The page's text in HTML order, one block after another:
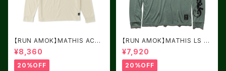
【RUN AMOK】MATHIS ACTI
VE LS IVORY
¥8,360
20%OFF
【RUN AMOK】MATHIS LS F
OREST
¥7,920
20%OFF